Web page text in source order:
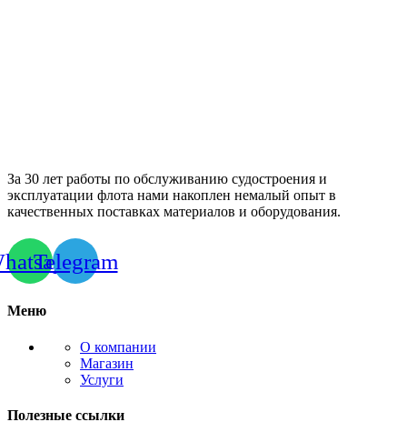
За 30 лет работы по обслуживанию судостроения и
эксплуатации флота нами накоплен немалый опыт в
качественных поставках материалов и оборудования.
Telegram
Меню
О компании
Магазин
Услуги
Полезные ссылки